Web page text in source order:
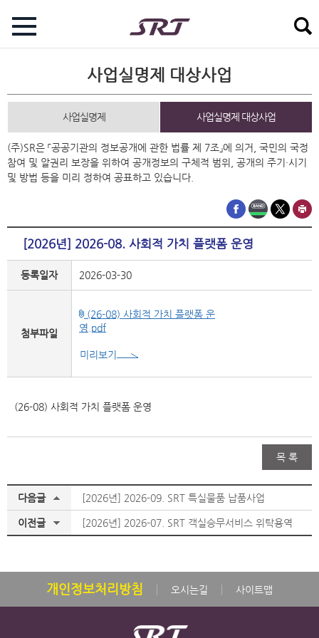
사업실명제 대상사업
사업실명제 사업실명제 대상사업
(주)SR은 「공공기관의 정보공개에 관한 법률 제 7조」에 의거, 국민의 국정
참여 및 알권리 보장을 위하여 공개정보의 구체적 범위, 공개의 주기·시기
및 방법 등을 미리 정하여 공표하고 있습니다.
[2026년] 2026-08. 사회적 가치 플랫폼 운영
등록일자 2026-03-30
첨부파일
(26-08) 사회적 가치 플랫폼 운
영.pdf
미리보기
(26-08) 사회적 가치 플랫폼 운영
목 록
다음글 [2026년] 2026-09. SRT 특실물품 납품사업
이전글 [2026년] 2026-07. SRT 객실승무서비스 위탁용역
개인정보처리방침 오시는길 사이트맵